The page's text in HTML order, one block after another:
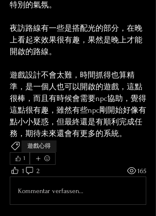
特別的氣氛。
夜訪路線有一些是搭配光的部分，在晚
上看起來效果很有趣，果然是晚上才能
開啟的路線。
遊戲設計不會太難，時間抓得也算精
準，是一個人也可以開啟的遊戲，這點
很棒，而且有時候會需要npc協助，覺得
這點很有趣，雖然有些npc剛開始好像有
點小小疑惑，但最終還是有順利完成任
務，期待未來還會有更多的系統。
遊戲心得
1
1 2 165
Kommentar verfassen...